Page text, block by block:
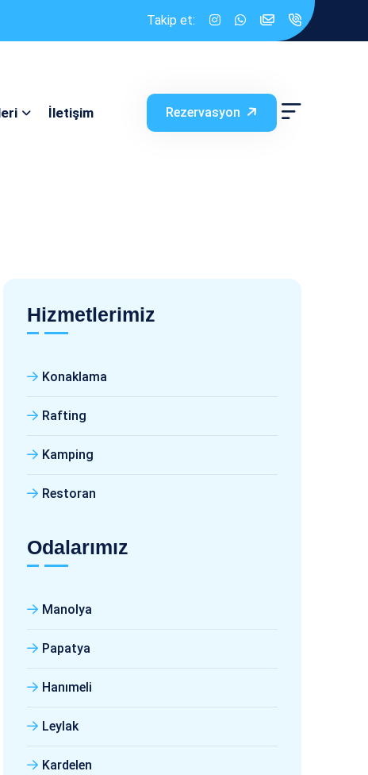
Takip et:
İletişim Rezervasyon
Hizmetlerimiz
Konaklama
Rafting
Kamping
Restoran
Odalarımız
Manolya
Papatya
Hanımeli
Leylak
Kardelen